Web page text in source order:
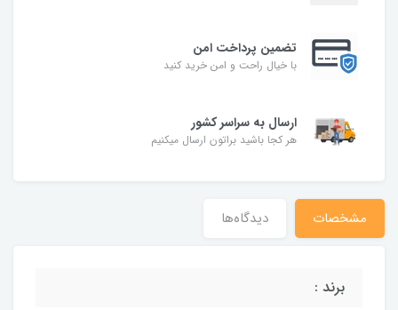
تضمین پرداخت امن
با خیال راحت و امن خرید کنید
ارسال به سراسر کشور
هر کجا باشید براتون ارسال میکنیم
مشخصات دیدگاه‌ها
برند :